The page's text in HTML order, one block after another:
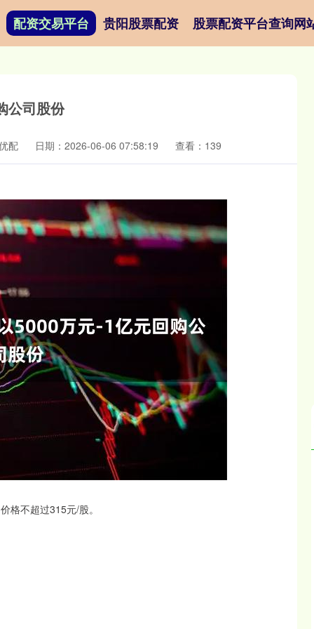
配资交易平台 贵阳股票配资 股票配资平台查询网
公司股份
配 日期：2026-06-06 07:58:19 查看：139
格不超过315元/股。
北证50 1120.88 -2.00